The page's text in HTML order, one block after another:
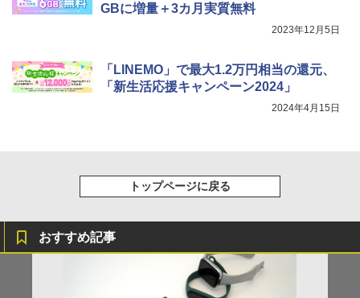
GBに増量＋3カ月実質無料
2023年12月5日
「LINEMO」で最大1.2万円相当の還元、
「新生活応援キャンペーン2024」
2024年4月15日
トップページに戻る
おすすめ記事